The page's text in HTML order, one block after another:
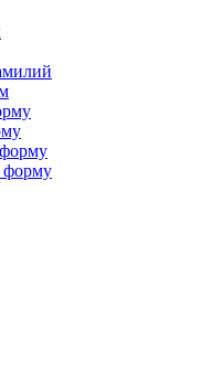
форму